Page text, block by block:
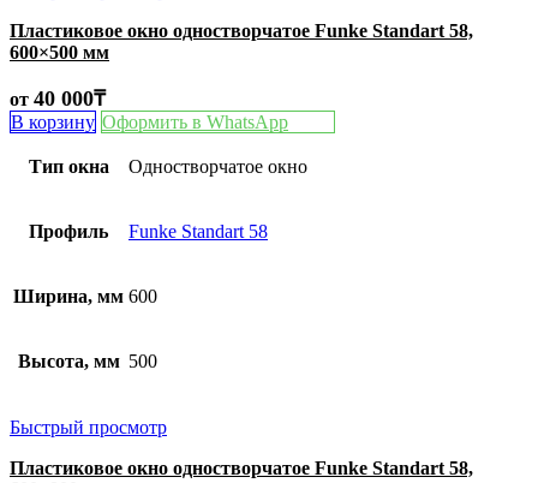
Пластиковое окно одностворчатое Funke Standart 58,
600×500 мм
от 40 000₸
В корзину Оформить в WhatsApp
Тип окна Одностворчатое окно
Профиль Funke Standart 58
Ширина, мм 600
Высота, мм 500
Быстрый просмотр
Пластиковое окно одностворчатое Funke Standart 58,